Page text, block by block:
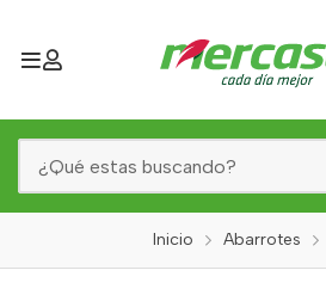
Inicio Abarrotes